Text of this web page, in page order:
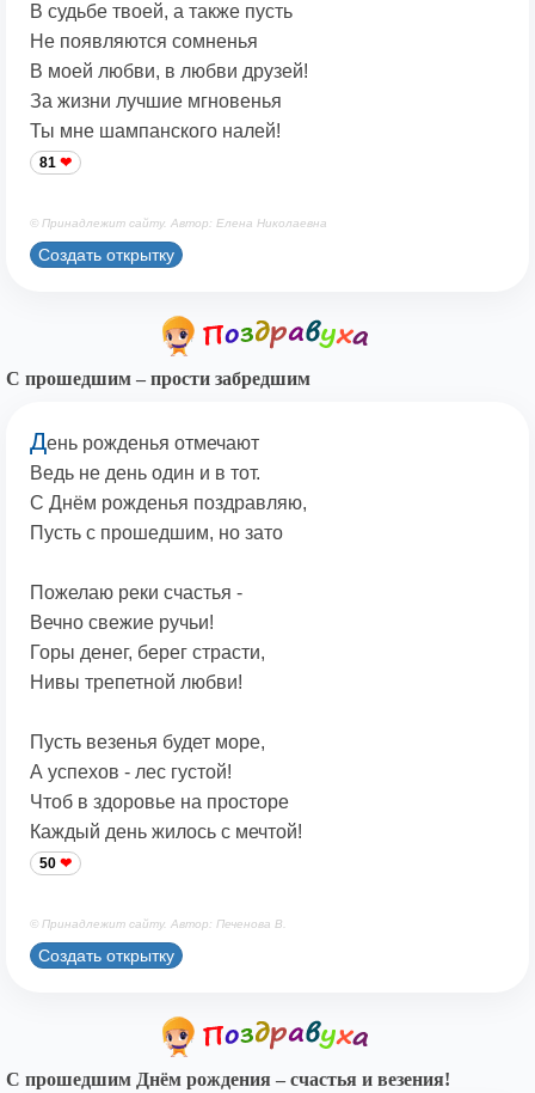
В судьбе твоей, а также пусть
Не появляются сомненья
В моей любви, в любви друзей!
За жизни лучшие мгновенья
Ты мне шампанского налей!
81
© Принадлежит сайту. Автор: Елена Николаевна
Создать открытку
С прошедшим – прости забредшим
День рожденья отмечают
Ведь не день один и в тот.
С Днём рожденья поздравляю,
Пусть с прошедшим, но зато
Пожелаю реки счастья -
Вечно свежие ручьи!
Горы денег, берег страсти,
Нивы трепетной любви!
Пусть везенья будет море,
А успехов - лес густой!
Чтоб в здоровье на просторе
Каждый день жилось с мечтой!
50
© Принадлежит сайту. Автор: Печенова В.
Создать открытку
С прошедшим Днём рождения – счастья и везения!